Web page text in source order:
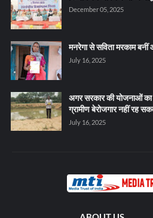
December 05, 2025
मनरेगा से सविता मरकाम बनीं
July 16, 2025
अगर सरकार की योजनाओं का
ग्रामीण बेरोजगार नहीं रह
July 16, 2025